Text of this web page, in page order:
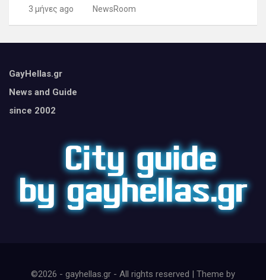
3 μήνες ago NewsRoom
GayHellas.gr
News and Guide
since 2002
©2026 - gayhellas.gr - All rights reserved | Theme by